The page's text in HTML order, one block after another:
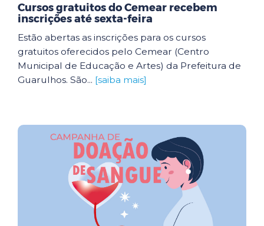
Cursos gratuitos do Cemear recebem
inscrições até sexta-feira
Estão abertas as inscrições para os cursos
gratuitos oferecidos pelo Cemear (Centro
Municipal de Educação e Artes) da Prefeitura de
Guarulhos. São... [saiba mais]